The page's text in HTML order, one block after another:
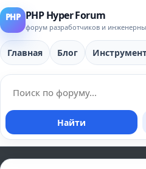
PHP Hyper Forum
форум разработчиков и
Главная Блог
Найти